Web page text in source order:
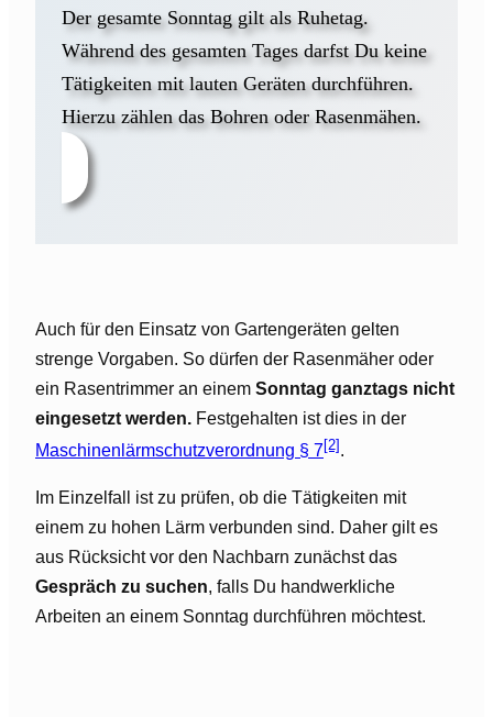
Der gesamte Sonntag gilt als Ruhetag.
Während des gesamten Tages darfst Du keine
Tätigkeiten mit lauten Geräten durchführen.
Hierzu zählen das Bohren oder Rasenmähen.
Auch für den Einsatz von Gartengeräten gelten
strenge Vorgaben. So dürfen der Rasenmäher oder
ein Rasentrimmer an einem Sonntag ganztags nicht
eingesetzt werden. Festgehalten ist dies in der
Maschinenlärmschutzverordnung § 7[2] .
Im Einzelfall ist zu prüfen, ob die Tätigkeiten mit
einem zu hohen Lärm verbunden sind. Daher gilt es
aus Rücksicht vor den Nachbarn zunächst das
Gespräch zu suchen, falls Du handwerkliche
Arbeiten an einem Sonntag durchführen möchtest.